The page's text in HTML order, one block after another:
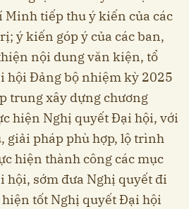
Minh tiếp thu ý kiến của các
ý kiến góp ý của các ban,
nội dung văn kiện, tổ
hội Đảng bộ nhiệm kỳ 2025
trung xây dựng chương
hiện Nghị quyết Đại hội, với
giải pháp phù hợp, lộ trình
hiện thành công các mục
hội, sớm đưa Nghị quyết đi
hiện tốt Nghị quyết Đại hội